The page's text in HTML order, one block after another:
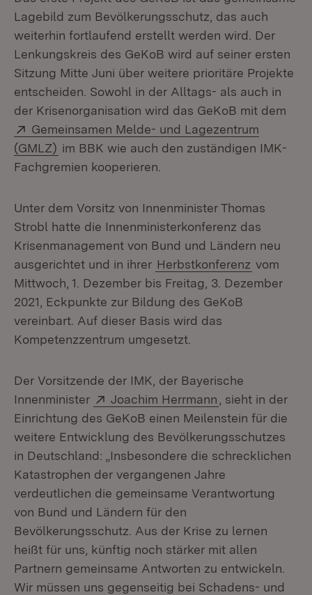
Lagebild zum Bevölkerungsschutz, das auch
weiterhin fortlaufend erstellt werden wird. Der
Lenkungskreis des GeKoB wird auf seiner ersten
Sitzung Mitte Juni über weitere prioritäre Projekte
entscheiden. Sowohl in der Alltags- als auch in
der Krisenorganisation wird das GeKoB mit dem
Extern:
Gemeinsamen Melde- und Lagezentrum
(GMLZ) (Öffnet in neuem Fenster)
im BBK wie auch den zuständigen IMK-
Fachgremien kooperieren.
Unter dem Vorsitz von Innenminister Thomas
Strobl hatte die Innenministerkonferenz das
Krisenmanagement von Bund und Ländern neu
ausgerichtet und in ihrer Herbstkonferenz vom
Mittwoch, 1. Dezember bis Freitag, 3. Dezember
2021, Eckpunkte zur Bildung des GeKoB
vereinbart. Auf dieser Basis wird das
Kompetenzzentrum umgesetzt.
Der Vorsitzende der IMK, der Bayerische
Innenminister
Extern:
Joachim Herrmann (Öffnet in
, sieht in der
Einrichtung des GeKoB einen Meilenstein für die
weitere Entwicklung des Bevölkerungsschutzes
in Deutschland: „Insbesondere die schrecklichen
Katastrophen der vergangenen Jahre
verdeutlichen die gemeinsame Verantwortung
von Bund und Ländern für den
Bevölkerungsschutz. Aus der Krise zu lernen
heißt für uns, künftig noch stärker mit allen
Partnern gemeinsame Antworten zu entwickeln.
Wir müssen uns gegenseitig bei Schadens- und